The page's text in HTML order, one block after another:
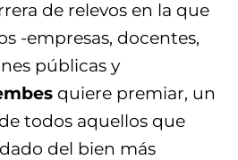
de relevos en la que
-empresas, docentes,
públicas y
quiere premiar, un
todos aquellos que
del bien más